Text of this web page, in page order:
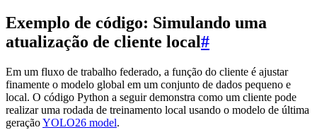
Exemplo de código: Simulando uma
atualização de cliente local#
Em um fluxo de trabalho federado, a função do cliente é ajustar
finamente o modelo global em um conjunto de dados pequeno e
local. O código Python a seguir demonstra como um cliente pode
realizar uma rodada de treinamento local usando o modelo de última
geraçãoYOLO26 model.